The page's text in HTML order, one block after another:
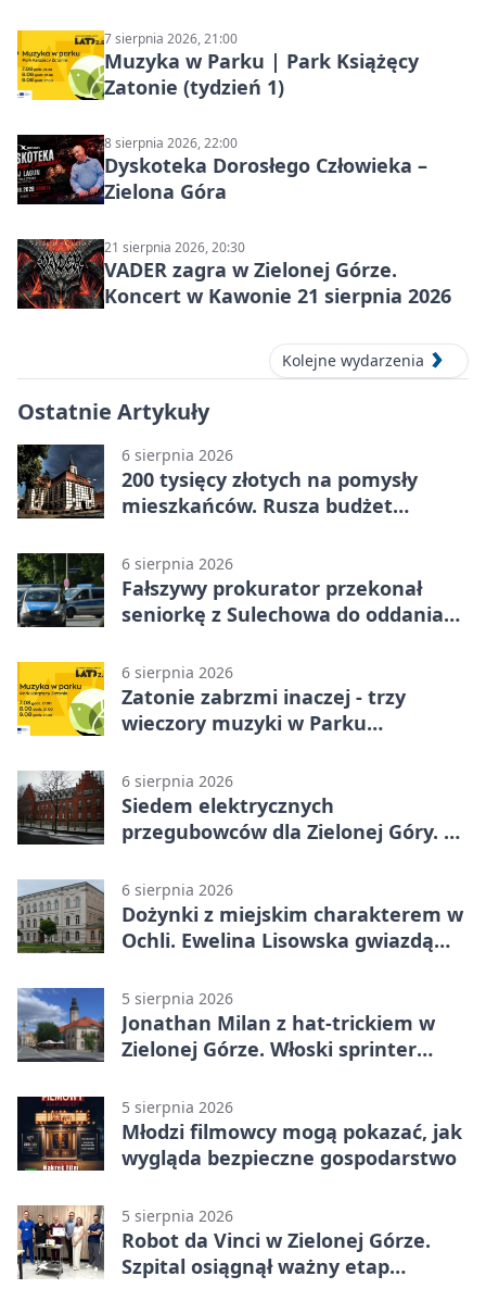
7 sierpnia 2026, 21:00
Muzyka w Parku | Park Książęcy
Zatonie (tydzień 1)
8 sierpnia 2026, 22:00
Dyskoteka Dorosłego Człowieka –
Zielona Góra
21 sierpnia 2026, 20:30
VADER zagra w Zielonej Górze.
Koncert w Kawonie 21 sierpnia 2026
Kolejne wydarzenia
Ostatnie Artykuły
6 sierpnia 2026
200 tysięcy złotych na pomysły
mieszkańców. Rusza budżet
6 sierpnia 2026
Fałszywy prokurator przekonał
seniorkę z Sulechowa do oddania
6 sierpnia 2026
Zatonie zabrzmi inaczej - trzy
wieczory muzyki w Parku
6 sierpnia 2026
Siedem elektrycznych
przegubowców dla Zielonej Góry. To
6 sierpnia 2026
Dożynki z miejskim charakterem w
Ochli. Ewelina Lisowska gwiazdą
5 sierpnia 2026
Jonathan Milan z hat-trickiem w
Zielonej Górze. Włoski sprinter
5 sierpnia 2026
Młodzi filmowcy mogą pokazać, jak
wygląda bezpieczne gospodarstwo
5 sierpnia 2026
Robot da Vinci w Zielonej Górze.
Szpital osiągnął ważny etap